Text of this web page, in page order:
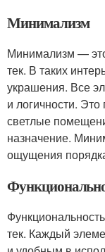
Минимализм
Минимализм —
тек. В таких
украшения. Все
и логичности.
светлые
назначение.
ощущения
тек. Каждый